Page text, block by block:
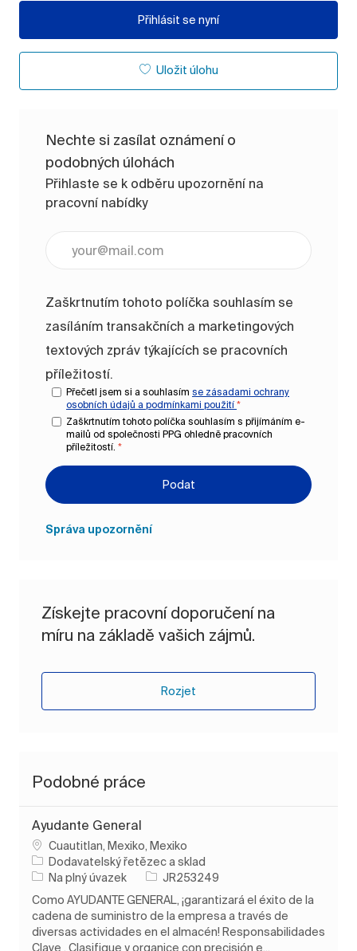
Přihlásit se nyní
Uložit úlohu
Nechte si zasílat oznámení o
podobných úlohách
Přihlaste se k odběru upozornění na
pracovní nabídky
Zaškrtnutím tohoto políčka souhlasím se
zasíláním transakčních a marketingových
textových zpráv týkajících se pracovních
příležitostí.
Přečetl jsem si a souhlasím se zásadami ochrany
osobních údajů a podmínkami použití *
Zaškrtnutím tohoto políčka souhlasím s přijímáním e-
mailů od společnosti PPG ohledně pracovních
příležitostí. *
Podat
Správa upozornění
Získejte pracovní doporučení na
míru na základě vašich zájmů.
Rozjet
Podobné práce
Ayudante General
Umístění
Cuautitlan, Mexiko, Mexiko
Kategorie
Dodavatelský řetězec a sklad
Typ úlohy
Na plný úvazek ID úlohy
JR253249
Como AYUDANTE GENERAL, ¡garantizará el éxito de la
cadena de suministro de la empresa a través de
diversas actividades en el almacén! Responsabilidades
Clave . Clasifique y organice con precisión e...